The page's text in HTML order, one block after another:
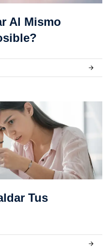
Al Mismo
Tus